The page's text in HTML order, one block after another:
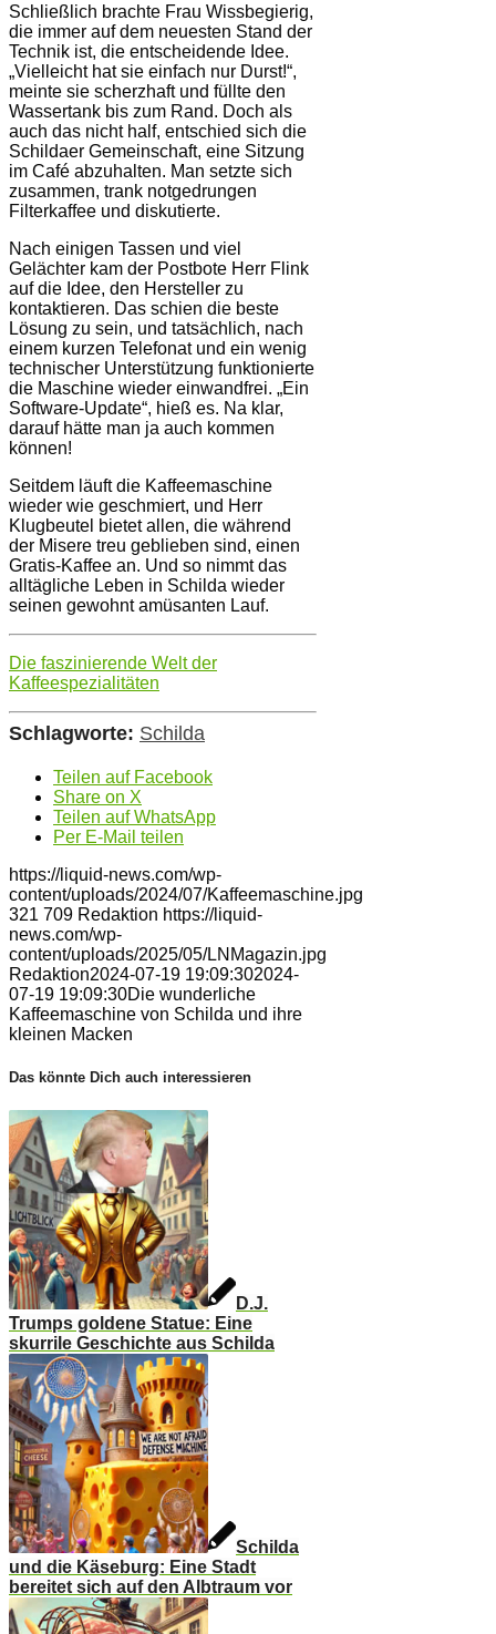
Schließlich brachte Frau Wissbegierig,
die immer auf dem neuesten Stand der
Technik ist, die entscheidende Idee.
„Vielleicht hat sie einfach nur Durst!“,
meinte sie scherzhaft und füllte den
Wassertank bis zum Rand. Doch als
auch das nicht half, entschied sich die
Schildaer Gemeinschaft, eine Sitzung
im Café abzuhalten. Man setzte sich
zusammen, trank notgedrungen
Filterkaffee und diskutierte.
Nach einigen Tassen und viel
Gelächter kam der Postbote Herr Flink
auf die Idee, den Hersteller zu
kontaktieren. Das schien die beste
Lösung zu sein, und tatsächlich, nach
einem kurzen Telefonat und ein wenig
technischer Unterstützung funktionierte
die Maschine wieder einwandfrei. „Ein
Software-Update“, hieß es. Na klar,
darauf hätte man ja auch kommen
können!
Seitdem läuft die Kaffeemaschine
wieder wie geschmiert, und Herr
Klugbeutel bietet allen, die während
der Misere treu geblieben sind, einen
Gratis-Kaffee an. Und so nimmt das
alltägliche Leben in Schilda wieder
seinen gewohnt amüsanten Lauf.
Die faszinierende Welt der
Kaffeespezialitäten
Schlagworte: Schilda
Teilen auf Facebook
Share on X
Teilen auf WhatsApp
Per E-Mail teilen
https://liquid-news.com/wp-
content/uploads/2024/07/Kaffeemaschine.jpg
321 709 Redaktion https://liquid-
news.com/wp-
content/uploads/2025/05/LNMagazin.jpg
Redaktion2024-07-19 19:09:302024-
07-19 19:09:30Die wunderliche
Kaffeemaschine von Schilda und ihre
kleinen Macken
Das könnte Dich auch interessieren
D.J.
Trumps goldene Statue: Eine
skurrile Geschichte aus Schilda
Schilda
und die Käseburg: Eine Stadt
bereitet sich auf den Albtraum vor